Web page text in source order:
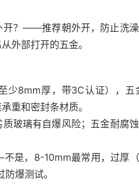
开？——推荐朝外开，防止洗
外部打开的五金。
少8mm厚，带3C认证），
重和密封条材质。
玻璃有自爆风险；五金耐腐
是，8-10mm最常用，过厚
爆测试。